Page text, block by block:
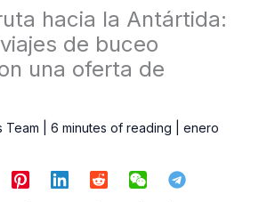
hacia la Antártida:
de buceo
una oferta de
Team 6 minutes of reading
enero